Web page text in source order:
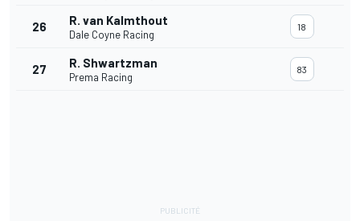
26 R. van Kalmthout
Dale Coyne Racing
18
27 R. Shwartzman
Prema Racing
83